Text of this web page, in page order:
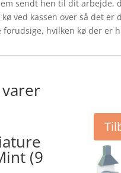
sendt hen til dit arbejde,
ved kassen over så det
hvilken kø der er
(9